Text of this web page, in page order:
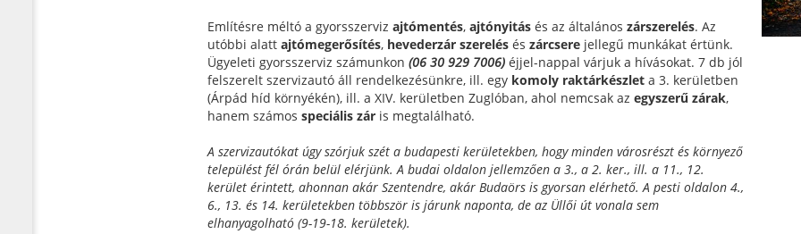
Említésre méltó a gyorsszerviz ajtómentés, ajtónyitás és az általános zárszerelés. Az
utóbbi alatt ajtómegerősítés, hevederzár szerelés és zárcsere jellegű munkákat értünk.
Ügyeleti gyorsszerviz számunkon (06 30 929 7006) éjjel-nappal várjuk a hívásokat. 7 db jól
felszerelt szervizautó áll rendelkezésünkre, ill. egy komoly raktárkészlet a 3. kerületben
(Árpád híd környékén), ill. a XIV. kerületben Zuglóban, ahol nemcsak az egyszerű zárak,
hanem számos speciális zár is megtalálható.
A szervizautókat úgy szórjuk szét a budapesti kerületekben, hogy minden városrészt és környező
települést fél órán belül elérjünk. A budai oldalon jellemzően a 3., a 2. ker., ill. a 11., 12.
kerület érintett, ahonnan akár Szentendre, akár Budaörs is gyorsan elérhető. A pesti oldalon 4.,
6., 13. és 14. kerületekben többször is járunk naponta, de az Üllői út vonala sem
elhanyagolható (9-19-18. kerületek).